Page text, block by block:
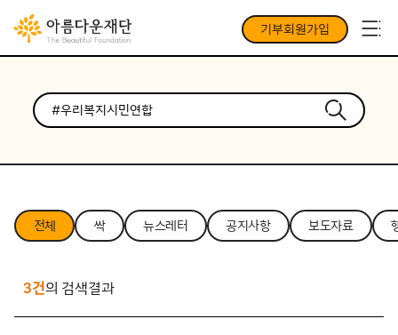
기부회원가입
전체 싹 뉴스레터 공지사항 보도자료
3건의 검색결과